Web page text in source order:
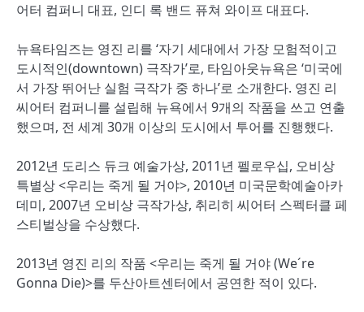
어터 컴퍼니 대표, 인디 록 밴드 퓨쳐 와이프 대표다.
뉴욕타임즈는 영진 리를 ‘자기 세대에서 가장 모험적이고
도시적인(downtown) 극작가’로, 타임아웃뉴욕은 ‘미국에
서 가장 뛰어난 실험 극작가 중 하나’로 소개한다. 영진 리
씨어터 컴퍼니를 설립해 뉴욕에서 9개의 작품을 쓰고 연출
했으며, 전 세계 30개 이상의 도시에서 투어를 진행했다.
2012년 도리스 듀크 예술가상, 2011년 펠로우십, 오비상
특별상 <우리는 죽게 될 거야>, 2010년 미국문학예술아카
데미, 2007년 오비상 극작가상, 취리히 씨어터 스펙터클 페
스티벌상을 수상했다.
2013년 영진 리의 작품 <우리는 죽게 될 거야 (We´re
Gonna Die)>를 두산아트센터에서 공연한 적이 있다.